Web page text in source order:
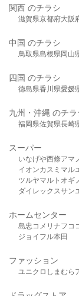
関西 のチラシ
滋賀県京都府大阪
中国 のチラシ
鳥取県島根県岡山
四国 のチラシ
徳島県香川県愛媛
九州・沖縄 のチラ
福岡県佐賀県長崎
スーパー
いなげや西條アマ
イオンカスミ マル
ツルヤマルト オギ
ダイレックスサン
ホームセンター
島忠 コメリ ナフコ
ジョイフル本田
ファッション
ユニクロ しまむら